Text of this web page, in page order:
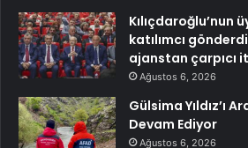
Kılıçdaroğlu’nun
katılımcı
ajanstan çarpıcı
Ağustos 6, 2026
Gülsima Yıldız’ı
Devam Ediyor
Ağustos 6, 2026